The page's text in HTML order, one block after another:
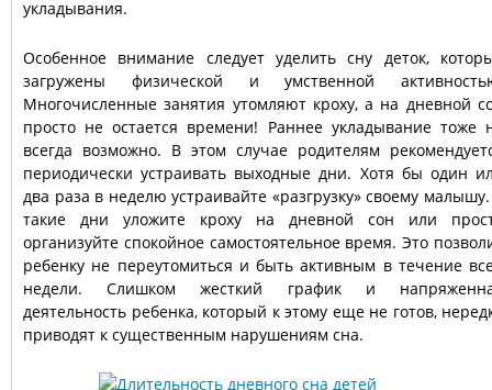
укладывания.
Особенное внимание следует уделить сну деток,
загружены физической и умственной
Многочисленные занятия утомляют кроху, а на дневной
просто не остается времени! Раннее укладывание тоже
всегда возможно. В этом случае родителям
периодически устраивать выходные дни. Хотя бы один
два раза в неделю устраивайте «разгрузку» своему
такие дни уложите кроху на дневной сон или
организуйте спокойное самостоятельное время. Это
ребенку не переутомиться и быть активным в течение
недели. Слишком жесткий график и
деятельность ребенка, который к этому еще не готов,
приводят к существенным нарушениям сна.